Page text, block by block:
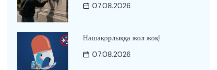
07.08.2026
Нашақорлыққа жол жоқ!
07.08.2026